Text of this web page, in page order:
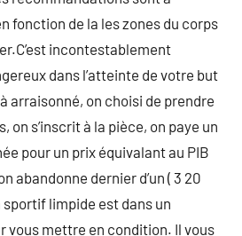
fonction de la les zones du corps
incontestablement
dans l’atteinte de votre but
arraisonné, on choisi de prendre
on s’inscrit à la pièce, on paye un
pour un prix équivalant au PIB
abandonne dernier d’un ( 3 20
limpide est dans un
vous mettre en condition. Il vous